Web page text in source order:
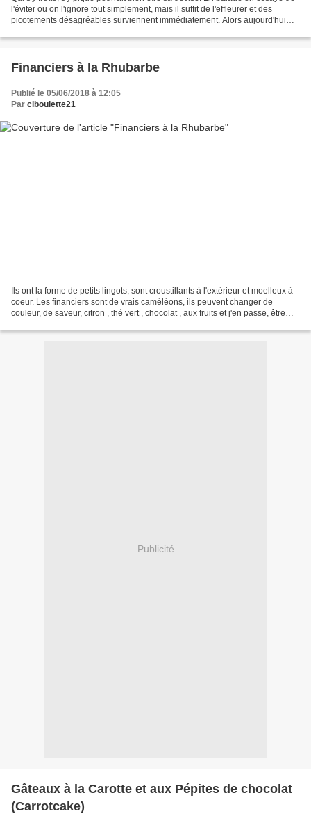
l'éviter ou on l'ignore tout simplement, mais il suffit de l'effleurer et des
picotements désagréables surviennent immédiatement. Alors aujourd'hui
Financiers à la Rhubarbe
Publié le 05/06/2018 à 12:05
Par ciboulette21
Ils ont la forme de petits lingots, sont croustillants à l'extérieur et moelleux à
coeur. Les financiers sont de vrais caméléons, ils peuvent changer de
couleur, de saveur, citron , thé vert , chocolat , aux fruits et j'en passe, être
Publicité
Gâteaux à la Carotte et aux Pépites de chocolat
(Carrotcake)